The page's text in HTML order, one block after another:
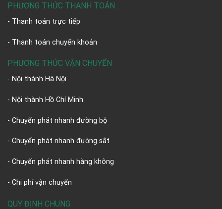
PHƯƠNG THỨC THANH TOÁN
- Thanh toán trực tiếp
- Thanh toán chuyển khoản
PHƯƠNG THỨC VẬN CHUYỂN
- Nội thành Hà Nội
- Nội thành Hồ Chí Minh
- Chuyển phát nhanh đường bộ
- Chuyển phát nhanh đường sắt
- Chuyển phát nhanh hàng không
- Chi phí vận chuyển
QUY ĐỊNH CHUNG